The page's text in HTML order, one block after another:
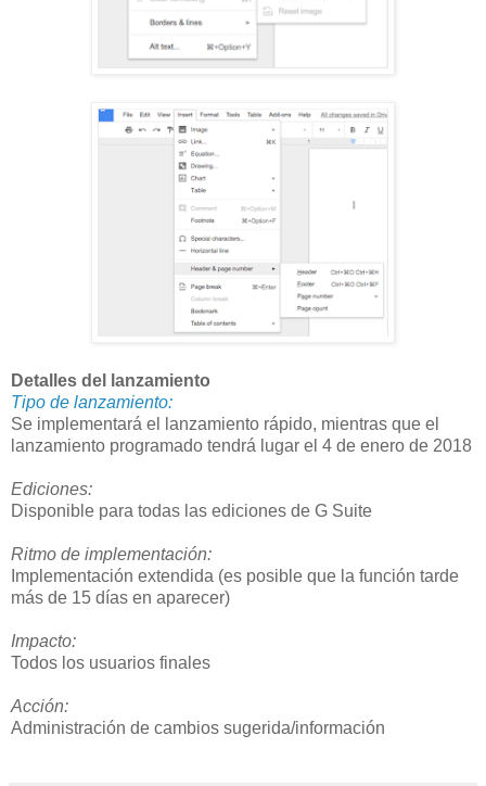
Detalles del lanzamiento
Tipo de lanzamiento:
Se implementará el lanzamiento rápido, mientras que el
lanzamiento programado tendrá lugar el 4 de enero de 2018
Ediciones:
Disponible para todas las ediciones de G Suite
Ritmo de implementación:
Implementación extendida (es posible que la función tarde
más de 15 días en aparecer)
Impacto:
Todos los usuarios finales
Acción:
Administración de cambios sugerida/información